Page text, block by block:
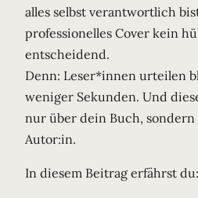
alles selbst verantwortlich
professionelles Cover kein
entscheidend.
Denn: Leser*innen urteilen
weniger Sekunden. Und
nur über dein Buch,
Autor:in.
In diesem Beitrag erfährst du: